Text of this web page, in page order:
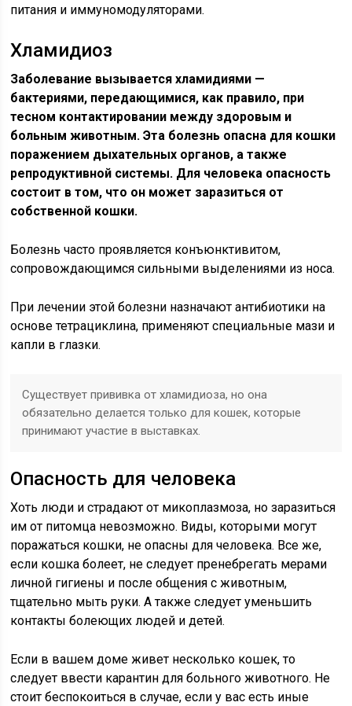
питания и иммуномодуляторами.
Хламидиоз
Заболевание вызывается хламидиями —
бактериями, передающимися, как правило, при
тесном контактировании между здоровым и
больным животным. Эта болезнь опасна для кошки
поражением дыхательных органов, а также
репродуктивной системы. Для человека опасность
состоит в том, что он может заразиться от
собственной кошки.
Болезнь часто проявляется конъюнктивитом,
сопровождающимся сильными выделениями из носа.
При лечении этой болезни назначают антибиотики на
основе тетрациклина, применяют специальные мази и
капли в глазки.
Существует прививка от хламидиоза, но она
обязательно делается только для кошек, которые
принимают участие в выставках.
Опасность для человека
Хоть люди и страдают от микоплазмоза, но заразиться
им от питомца невозможно. Виды, которыми могут
поражаться кошки, не опасны для человека. Все же,
если кошка болеет, не следует пренебрегать мерами
личной гигиены и после общения с животным,
тщательно мыть руки. А также следует уменьшить
контакты болеющих людей и детей.
Если в вашем доме живет несколько кошек, то
следует ввести карантин для больного животного. Не
стоит беспокоиться в случае, если у вас есть иные